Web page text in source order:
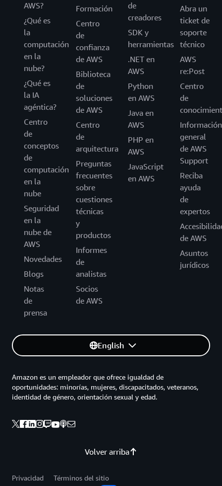
AWS?
¿Qué es
la
computación
en la
nube?
¿Qué es
la IA
agéntica?
Centro
de
conceptos
de
computación
en la
nube
Seguridad
en la
nube de
AWS
Novedades
Blogs
Notas
de
prensa
Formación
Centro
de
confianza
de AWS
Biblioteca
de
soluciones
de AWS
Centro
de
arquitectura
Preguntas
frecuentes
sobre
cuestiones
técnicas
y
productos
Informes
de
analistas
Socios
de AWS
de
creadores
SDK y
herramientas
.NET en
AWS
Python
en AWS
Java en
AWS
PHP en
AWS
JavaScript
en AWS
Abra un
ticket de
soporte
técnico
AWS
re:Post
Centro
de
Información
general
de AWS
Support
Reciba
ayuda
de
expertos
de AWS
Asuntos
jurídicos
English
Volver arriba
Amazon es un empleador que ofrece igualdad de
oportunidades: minorías, mujeres, discapacitados, veteranos,
identidad de género, orientación sexual y edad.
Privacidad
Términos del sitio